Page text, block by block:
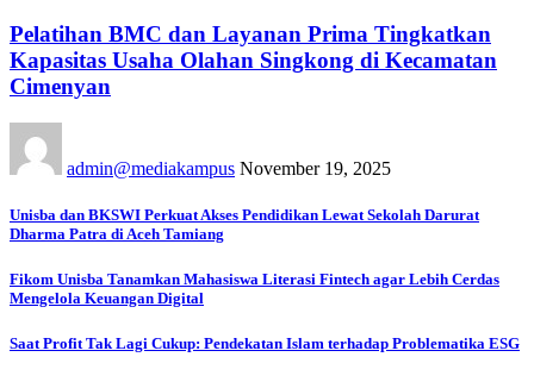
Pelatihan BMC dan Layanan Prima Tingkatkan
Kapasitas Usaha Olahan Singkong di Kecamatan
Cimenyan
admin@mediakampus November 19, 2025
Unisba dan BKSWI Perkuat Akses Pendidikan Lewat Sekolah Darurat
Dharma Patra di Aceh Tamiang
Fikom Unisba Tanamkan Mahasiswa Literasi Fintech agar Lebih Cerdas
Mengelola Keuangan Digital
Saat Profit Tak Lagi Cukup: Pendekatan Islam terhadap Problematika ESG